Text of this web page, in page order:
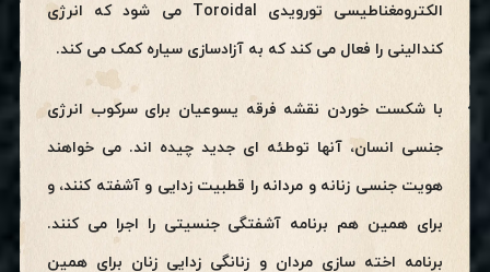
الکترومغناطیسی تورویدی Toroidal می شود که انرژی
کندالینی را فعال می کند که به آزادسازی سیاره کمک می کند.
با شکست خوردن نقشه فرقه یسوعیان برای سرکوب انرژی
جنسی انسان، آنها توطئه ای جدید چیده اند. می خواهند
هویت جنسی زنانه و مردانه را قطبیت زدایی و آشفته کنند، و
برای همین هم برنامه آشفتگی جنسیتی را اجرا می کنند.
برنامه اخته سازی مردان و زنانگی زدایی زنان برای همین